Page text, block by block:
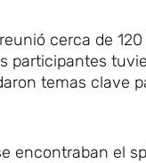
cerca de 120
participantes
temas clave
encontraban el